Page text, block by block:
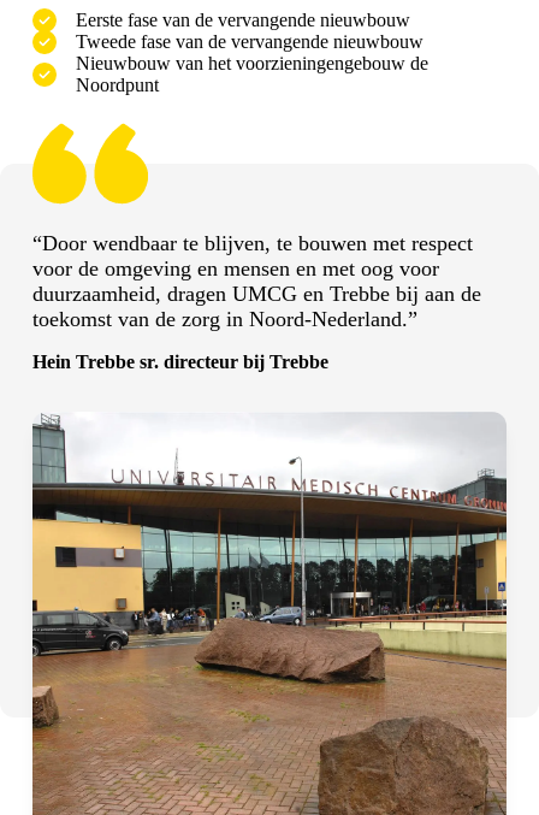
Eerste fase van de vervangende nieuwbouw
Tweede fase van de vervangende nieuwbouw
Nieuwbouw van het voorzieningengebouw de
Noordpunt
“Door wendbaar te blijven, te bouwen met respect
voor de omgeving en mensen en met oog voor
duurzaamheid, dragen UMCG en Trebbe bij aan de
toekomst van de zorg in Noord-Nederland.”
Hein Trebbe sr. directeur bij Trebbe